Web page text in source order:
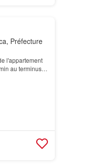
Préfecture
l'appartement
au terminus